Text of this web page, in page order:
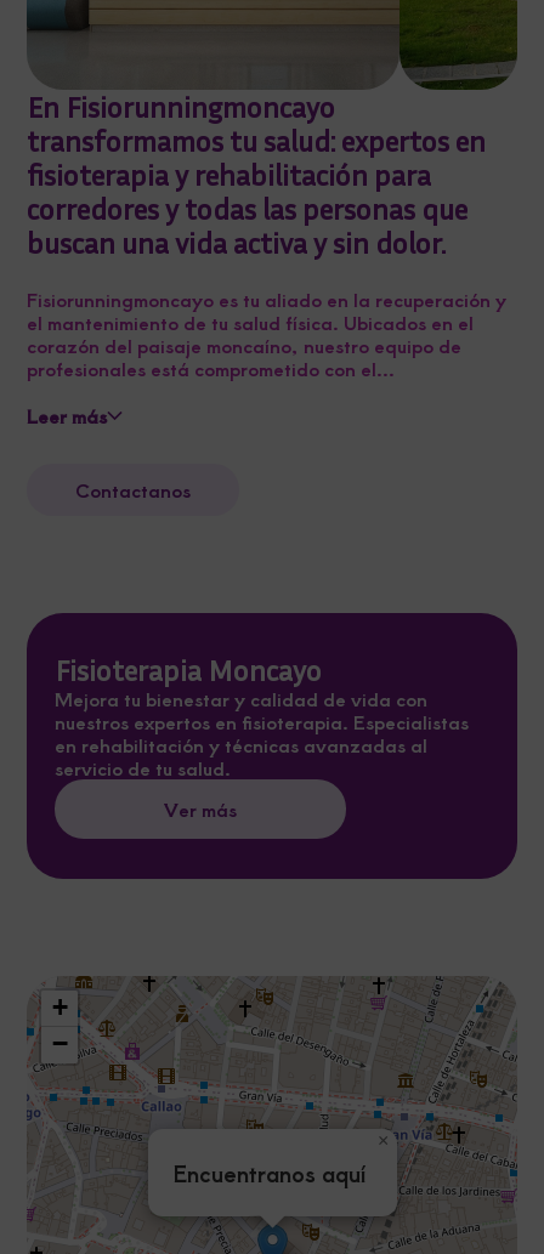
En Fisiorunningmoncayo
transformamos tu salud: expertos en
fisioterapia y rehabilitación para
corredores y todas las personas que
buscan una vida activa y sin dolor.
Fisiorunningmoncayo es tu aliado en la recuperación y
el mantenimiento de tu salud física. Ubicados en el
corazón del paisaje moncaíno, nuestro equipo de
profesionales está comprometido con el...
Leer más
Contactanos
Fisioterapia Moncayo
Mejora tu bienestar y calidad de vida con
nuestros expertos en fisioterapia. Especialistas
en rehabilitación y técnicas avanzadas al
servicio de tu salud.
Ver más
Encuentranos aquí
×
+
−